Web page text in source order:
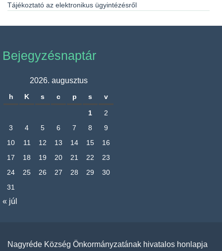
Tájékoztató az elektronikus ügyintézésről
Bejegyzésnaptár
2026. augusztus
h K s c p s v
1
2
3
4 5 6 7 8
9
10
11 12 13 14 15
16
17
18 19 20 21 22
23
24
25 26 27 28 29
30
31
« júl
Nagyréde Község Önkormányzatának hivatalos honlapja